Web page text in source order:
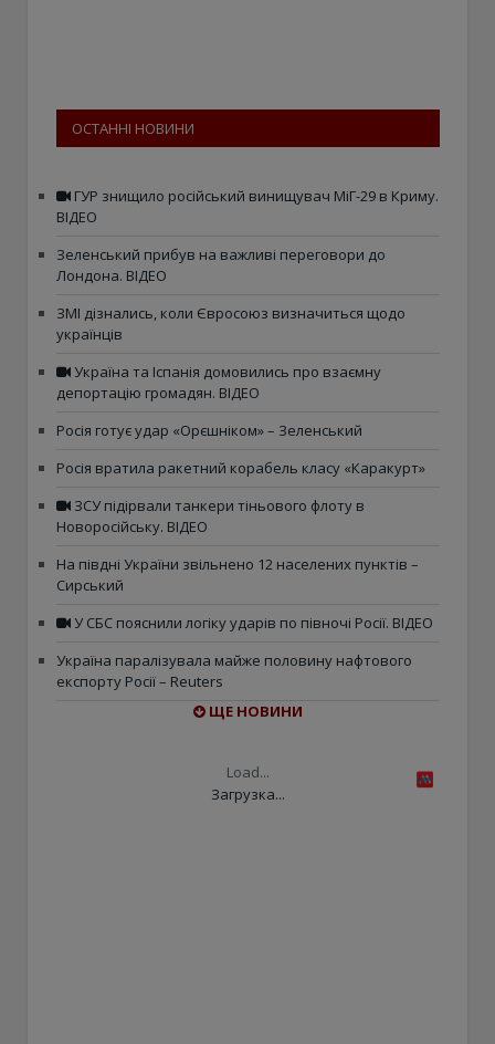
ОСТАННІ НОВИНИ
ГУР знищило російський винищувач МіГ-29 в Криму.
ВІДЕО
Зеленський прибув на важливі переговори до
Лондона. ВІДЕО
ЗМІ дізнались, коли Євросоюз визначиться щодо
українців
Україна та Іспанія домовились про взаємну
депортацію громадян. ВІДЕО
Росія готує удар «Орєшніком» – Зеленський
Росія вратила ракетний корабель класу «Каракурт»
ЗСУ підірвали танкери тіньового флоту в
Новоросійську. ВІДЕО
На півдні України звільнено 12 населених пунктів –
Сирський
У СБС пояснили логіку ударів по півночі Росії. ВІДЕО
Україна паралізувала майже половину нафтового
експорту Росії – Reuters
ЩЕ НОВИНИ
Load...
Загрузка...